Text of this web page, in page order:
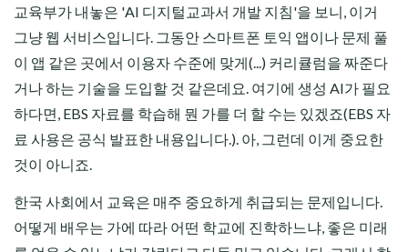
교육부가 내놓은 'AI 디지털교과서 개발 지침'을 보니, 이거
그냥 웹 서비스입니다. 그동안 스마트폰 토익 앱이나 문제 풀
이 앱 같은 곳에서 이용자 수준에 맞게(...) 커리큘럼을 짜준다
거나 하는 기술을 도입할 것 같은데요. 여기에 생성 AI가 필요
하다면, EBS 자료를 학습해 뭔 가를 더 할 수는 있겠죠(EBS 자
료 사용은 공식 발표한 내용입니다.). 아, 그런데 이게 중요한
것이 아니죠.
한국 사회에서 교육은 매주 중요하게 취급되는 문제입니다.
어떻게 배우는 가에 따라 어떤 학교에 진학하느냐, 좋은 미래